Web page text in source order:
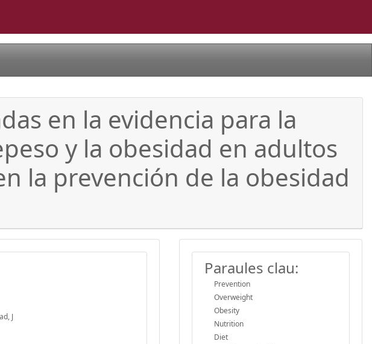
en la evidencia para la
y la obesidad en adultos
la prevención de la obesidad
J
Paraules clau:
Prevention
Overweight
Obesity
Nutrition
Diet